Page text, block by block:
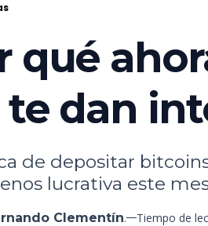
qué
dan
de depositar
lucrativa este
Clementín. Tiempo de